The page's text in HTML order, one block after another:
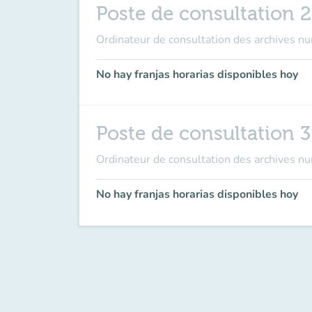
Poste de consultation 2
Ordinateur de consultation des archives
No hay franjas horarias disponibles hoy
Poste de consultation 3
Ordinateur de consultation des archives
No hay franjas horarias disponibles hoy